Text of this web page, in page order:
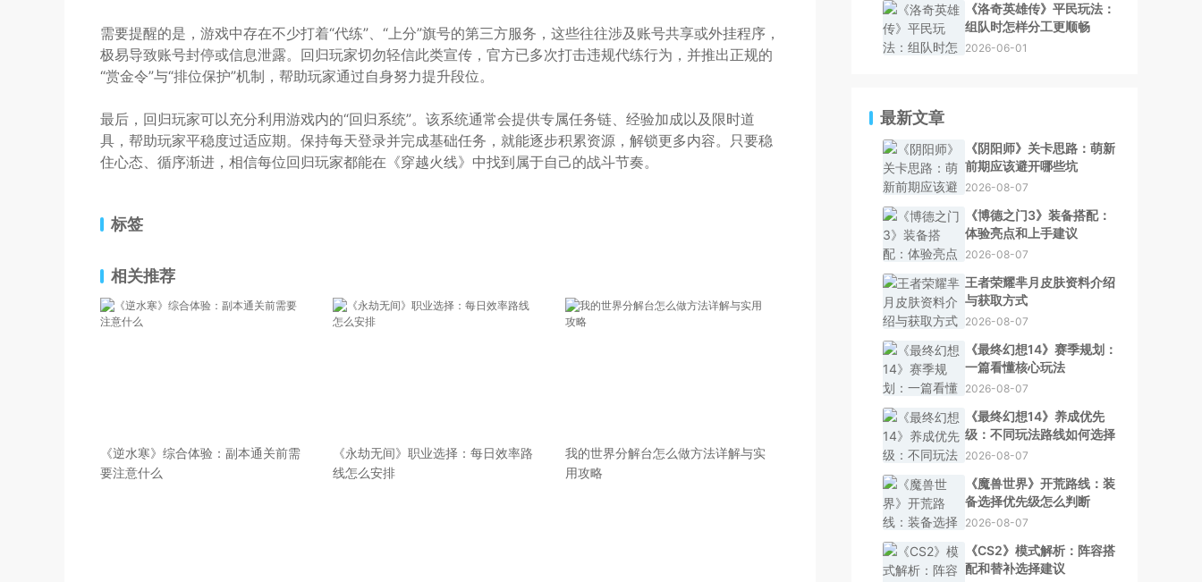
需要提醒的是，游戏中存在不少打着“代练”、“上分”旗号的第三方服务，这些往往涉及账号共享或外挂程序，
极易导致账号封停或信息泄露。回归玩家切勿轻信此类宣传，官方已多次打击违规代练行为，并推出正规的
“赏金令”与“排位保护”机制，帮助玩家通过自身努力提升段位。
最后，回归玩家可以充分利用游戏内的“回归系统”。该系统通常会提供专属任务链、经验加成以及限时道
具，帮助玩家平稳度过适应期。保持每天登录并完成基础任务，就能逐步积累资源，解锁更多内容。只要稳
住心态、循序渐进，相信每位回归玩家都能在《穿越火线》中找到属于自己的战斗节奏。
标签
相关推荐
《逆水寒》综合体验：副本通关前需
要注意什么
《永劫无间》职业选择：每日效率路
线怎么安排
我的世界分解台怎么做方法详解与实
用攻略
《洛奇英雄传》平民玩法：
组队时怎样分工更顺畅
2026-06-01
最新文章
《阴阳师》关卡思路：萌新
前期应该避开哪些坑
2026-08-07
《博德之门3》装备搭配：
体验亮点和上手建议
2026-08-07
王者荣耀芈月皮肤资料介绍
与获取方式
2026-08-07
《最终幻想14》赛季规划：
一篇看懂核心玩法
2026-08-07
《最终幻想14》养成优先
级：不同玩法路线如何选择
2026-08-07
《魔兽世界》开荒路线：装
备选择优先级怎么判断
2026-08-07
《CS2》模式解析：阵容搭
配和替补选择建议